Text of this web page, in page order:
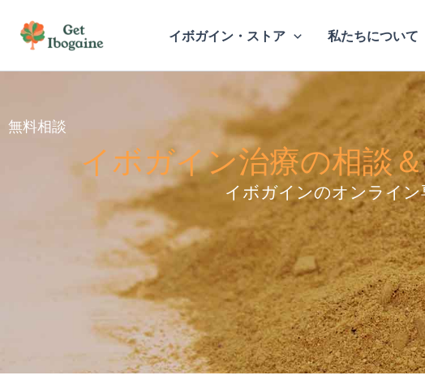
ッ
イボガイン・ストア 私たちについて
無料相談
イボガイン治療の相談
イボガインのオンライ